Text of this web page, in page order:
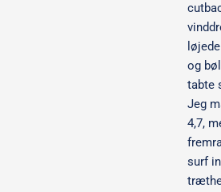
og
tabte
Jeg
4,7,
surf